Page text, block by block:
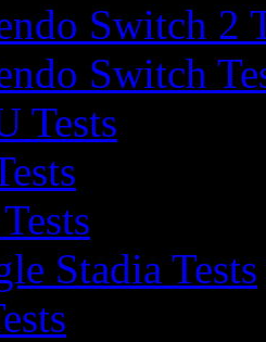
Switch 2
Switch
Tests
Stadia Tests